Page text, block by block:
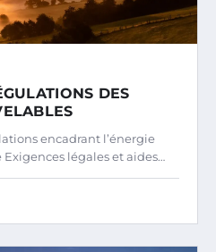
DES
encadrant l’énergie
légales et aides…